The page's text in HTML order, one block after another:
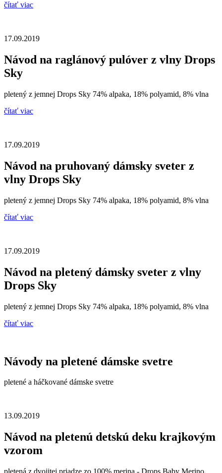
čítať viac
17.09.2019
Návod na raglánový pulóver z vlny Drops
Sky
pletený z jemnej Drops Sky 74% alpaka, 18% polyamid, 8% vlna
čítať viac
17.09.2019
Návod na pruhovaný dámsky sveter z
vlny Drops Sky
pletený z jemnej Drops Sky 74% alpaka, 18% polyamid, 8% vlna
čítať viac
17.09.2019
Návod na pletený dámsky sveter z vlny
Drops Sky
pletený z jemnej Drops Sky 74% alpaka, 18% polyamid, 8% vlna
čítať viac
Návody na pletené dámske svetre
pletené a háčkované dámske svetre
13.09.2019
Návod na pletenú detskú deku krajkovým
vzorom